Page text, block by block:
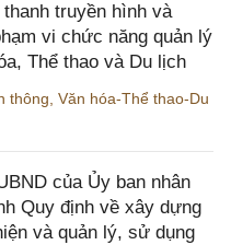
truyền hình và
vi chức năng quản lý
Thể thao và Du lịch
thông, Văn hóa-Thể thao-Du
của Ủy ban nhân
Quy định về xây dựng
và quản lý, sử dụng